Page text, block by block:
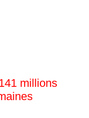
millions